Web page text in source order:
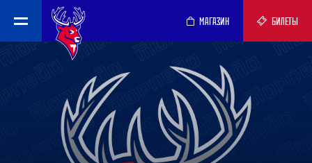
МАГАЗИН БИЛЕТЫ